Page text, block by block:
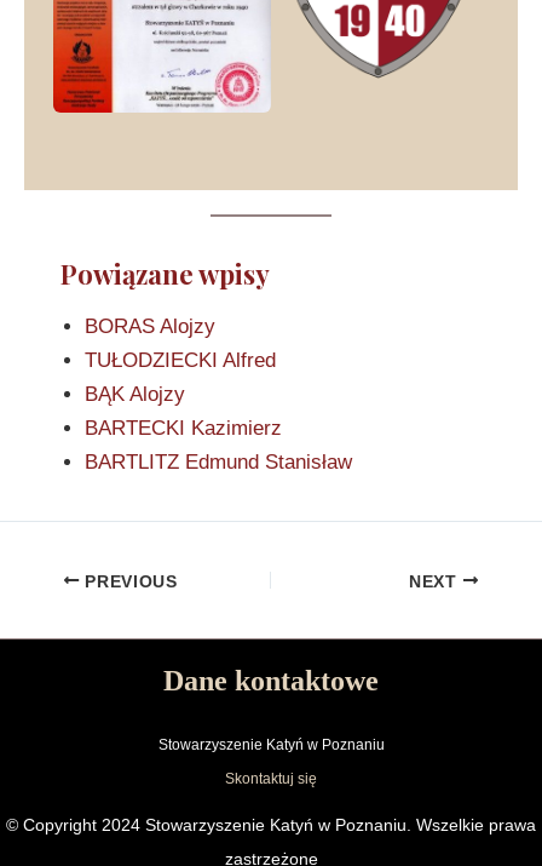
Powiązane wpisy
BORAS Alojzy
TUŁODZIECKI Alfred
BĄK Alojzy
BARTECKI Kazimierz
BARTLITZ Edmund Stanisław
PREVIOUS NEXT
Dane kontaktowe
Stowarzyszenie Katyń w Poznaniu
Skontaktuj się
© Copyright 2024 Stowarzyszenie Katyń w Poznaniu. Wszelkie prawa
zastrzeżone